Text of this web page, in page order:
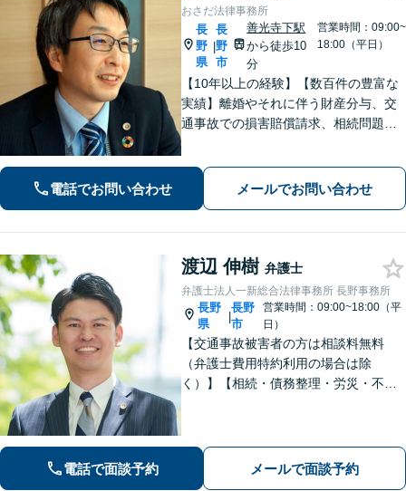
おさだ法律事務所
長
野
県
|
長
野
市
善光寺下駅
から徒歩10
分
営業時間：09:00~
18:00（平日）
【10年以上の経験】【数百件の豊富な
実績】離婚やそれに伴う財産分与、交
通事故での損害賠償請求、相続問題な
戸建て事務所です。【休日・夜間相談
可】
電話でお問い合わせ メールでお問い合わせ
渡辺 伸樹 弁護士
弁護士法人一新総合法律事務所 長野事務所
長野
県
|
長野
市
営業時間：09:00~18:00（平
日）
【交通事故被害者の方は相談料無料
（弁護士費用特約利用の場合は除
く）】【相続・債務整理・労災・不貞
けます。お気軽にお問い合わせくださ
い。
電話で面談予約 メールで面談予約